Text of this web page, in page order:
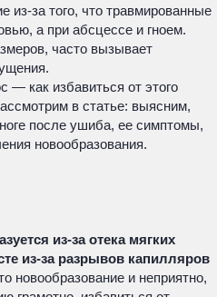
из-за того, что травмированные
а при абсцессе и гноем.
часто вызывает
— как избавиться от этого
в статье: выясним,
после ушиба, ее симптомы,
новообразования.
из-за отека мягких
из-за разрывов капилляров
новообразование и неприятно,